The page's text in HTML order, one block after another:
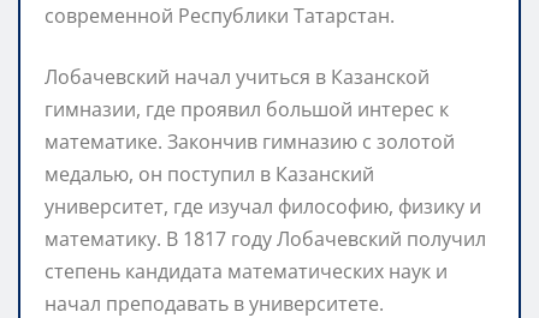
современной Республики Татарстан.
Лобачевский начал учиться в Казанской
гимназии, где проявил большой интерес к
математике. Закончив гимназию с золотой
медалью, он поступил в Казанский
университет, где изучал философию, физику и
математику. В 1817 году Лобачевский получил
степень кандидата математических наук и
начал преподавать в университете.